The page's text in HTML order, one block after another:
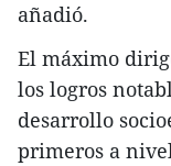
añadió.
El máximo
los logros
desarrollo
primeros a